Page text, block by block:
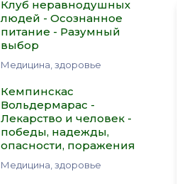
Клуб неравнодушных
людей - Осознанное
питание - Разумный
выбор
Медицина, здоровье
Кемпинскас
Вольдермарас -
Лекарство и человек -
победы, надежды,
опасности, поражения
Медицина, здоровье